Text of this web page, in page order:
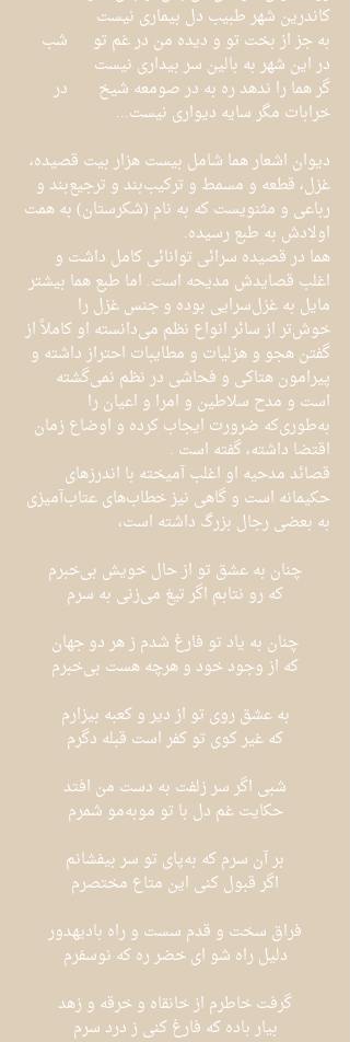
کاندرین شهر طبیب دل بیماری نیست
به جز از بخت تو و دیده من در غم تو	شب
در این شهر به بالین سر بیداری نیست
گر هما را ندهد ره به در صومعه شیخ	در
خرابات مگر سایه دیواری نیست...
دیوان اشعار هما شامل بیست هزار بیت قصیده،
غزل، قطعه و مسمط و ترکیب‌بند و ترجیع‌بند و
رباعی و مثنویست که به نام (شکرستان) به همت
اولادش به طبع رسیده.
هما در قصیده سرائی توانائی کامل داشت و
اغلب قصایدش مدیحه است. اما طبع هما بیشتر
مایل به غزل‌سرایی بوده و جنس غزل را
خوش‌تر از سائر انواع نظم می‌دانسته او کاملاً از
گفتن هجو و هزلیات و مطایبات احتراز داشته و
پیرامون هتاکی و فحاشی در نظم نمی‌گشته
است و مدح سلاطین و امرا و اعیان را
به‌طوری‌که ضرورت ایجاب کرده و اوضاع زمان
اقتضا داشته، گفته است .
قصائد مدحیه او اغلب آمیخته با اندرزهای
حکیمانه است و گاهی نیز خطاب‌های عتاب‌آمیزی
به بعضی رجال بزرگ داشته است،
چنان به عشق تو از حال خویش بی‌خبرم
که رو نتابم اگر تیغ می‌زنی به سرم
چنان به یاد تو فارغ شدم ز هر دو جهان
که از وجود خود و هرچه هست بی‌خبرم
به عشق روی تو از دیر و کعبه بیزارم
که غیر کوی تو کفر است قبله دگرم
شبی اگر سر زلفت به دست من افتد
حکایت غم دل با تو موبه‌مو شمرم
بر آن سرم که به‌پای تو سر بیفشانم
اگر قبول کنی این متاع مختصرم
فراق سخت و قدم سست و راه بادیهدور
دلیل راه شو ای خضر ره که نوسفرم
گرفت خاطرم از خانقاه و خرقه و زهد
بیار باده که فارغ کنی ز درد سرم